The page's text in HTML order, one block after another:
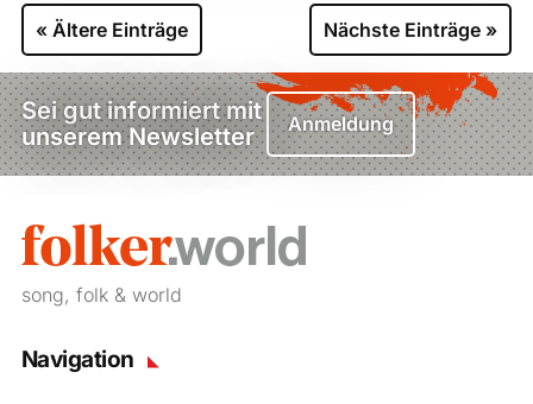
« Ältere Einträge Nächste Einträge »
Sei gut informiert mit
unserem Newsletter
Anmeldung
song, folk & world
Navigation